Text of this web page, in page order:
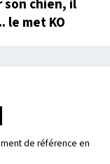
son chien, il
le met KO
de référence en